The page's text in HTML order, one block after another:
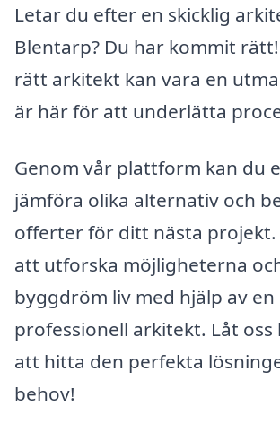
Letar du efter en skicklig
Blentarp? Du har kommit
rätt arkitekt kan vara en
är här för att underlätta
Genom vår plattform kan du
jämföra olika alternativ och
offerter för ditt nästa projekt.
att utforska möjligheterna
byggdröm liv med hjälp av en
professionell arkitekt. Låt oss
att hitta den perfekta
behov!